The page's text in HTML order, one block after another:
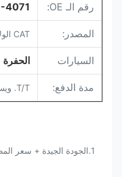
رقم الـ OE: 4071
المصدر: CAT الولايات المتحدة
السيارات الحفرة
مدة الدفع: T/T. ويسترن يونيون
1.الجودة الجيدة + سعر